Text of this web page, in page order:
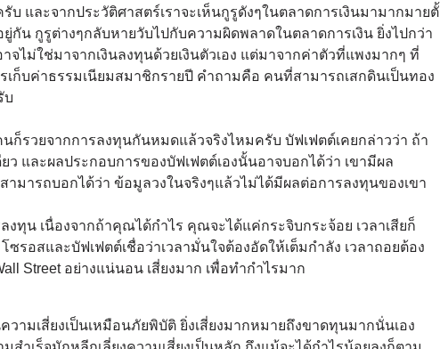
บ และจากประวัติศาสตร์เราจะเห็นกูรูดังๆในตลาดการเงินมามากมายตั้
ยู่กัน กูรูต่างๆกลับหายวับไปกับความผิดพลาดในตลาดการเงิน ยิ่งไปกว่า
จไม่ใช่มาจากเงินลงทุนด้วยเงินตัวเอง แต่มาจากค่าตัวที่แพงมากๆ ที่
เก็บค่าธรรมเนียมสมาชิกรายปี คำถามคือ คนที่สามารถเสกดินเป็นทอง
บ
ก็รวยจากการลงทุนกันหมดแล้วจริงไหมครับ บัฟเฟตต์เคยกล่าวว่า ถ้า
และผลประกอบการของบัฟเฟตต์เองนั้นอาจบอกได้ว่า เขามีผล
ามารถบอกได้ว่า ข้อมูลวงในจริงๆแล้วไม่ได้มีผลต่อการลงทุนของเขา
งทุน เนื่องจากถ้าคุณได้กำไร คุณจะได้แค่กระจิบกระจ้อย เวลาเสียก็
ซรอสและบัฟเฟตต์เชื่อว่าเวลามั่นใจต้องอัดให้เต็มกำลัง เวลาถอยต้อง
Street อย่างแน่นอน เสี่ยงมาก เพื่อทำกำไรมาก
วามเสี่ยงเป็นเหมือนภัยพิบัติ ยิ่งเสี่ยงมากหมายถึงขาดทุนมากนั่นเอง